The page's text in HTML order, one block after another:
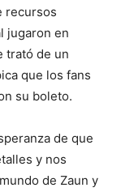
recursos
jugaron en
trató de un
que los fans
su boleto.
de que
y nos
de Zaun y